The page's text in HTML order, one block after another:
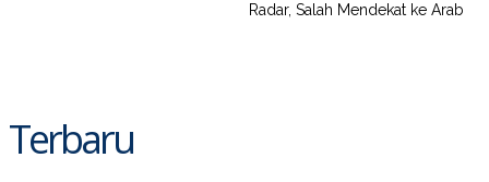
RT
I
S
Radar, Salah Mendekat ke Arab
Terbaru